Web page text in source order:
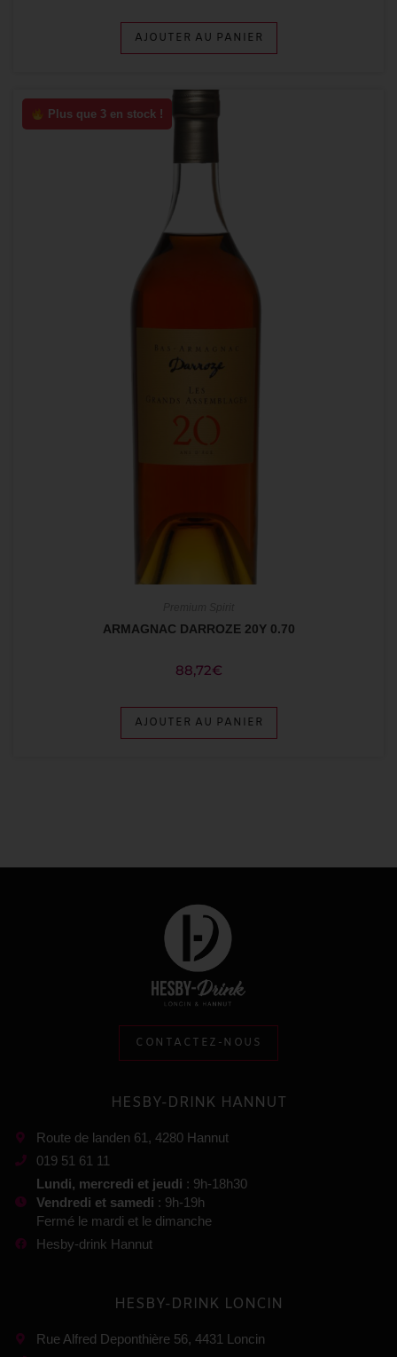
AJOUTER AU PANIER
Plus que 3 en stock !
ARMAGNAC DARROZE 20Y 0.70
88,72€
AJOUTER AU PANIER
CONTACTEZ-NOUS
HESBY-DRINK HANNUT
Route de landen 61, 4280 Hannut
019 51 61 11
Lundi, mercredi et jeudi : 9h-18h30
Vendredi et samedi : 9h-19h
Fermé le mardi et le dimanche
Hesby-drink Hannut
HESBY-DRINK LONCIN
Rue Alfred Deponthière 56, 4431 Loncin